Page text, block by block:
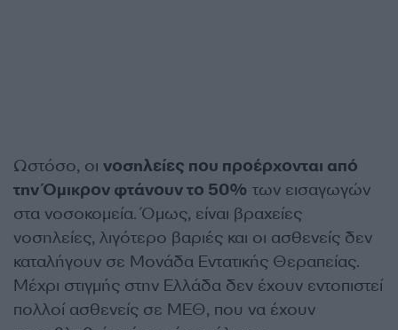
Ωστόσο, οι νοσηλείες που προέρχονται από
την Όμικρον φτάνουν το 50% των εισαγωγών
στα νοσοκομεία. Όμως, είναι βραχείες
νοσηλείες, λιγότερο βαριές και οι ασθενείς δεν
καταλήγουν σε Μονάδα Εντατικής Θεραπείας.
Μέχρι στιγμής στην Ελλάδα δεν έχουν εντοπιστεί
πολλοί ασθενείς σε ΜΕΘ, που να έχουν